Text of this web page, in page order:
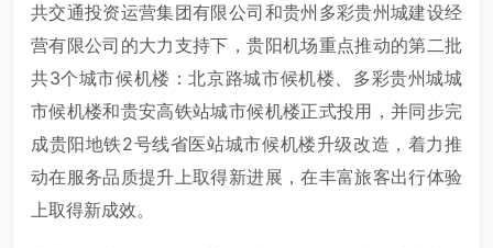
共交通投资运营集团有限公司和贵州多彩贵州城建设经
营有限公司的大力支持下，贵阳机场重点推动的第二批
共3个城市候机楼：北京路城市候机楼、多彩贵州城城
市候机楼和贵安高铁站城市候机楼正式投用，并同步完
成贵阳地铁2号线省医站城市候机楼升级改造，着力推
动在服务品质提升上取得新进展，在丰富旅客出行体验
上取得新成效。